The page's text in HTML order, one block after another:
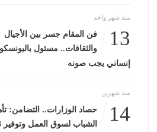
منذ شهر واحد
13
فن المقام جسر بين الأجيال
والثقافات.. مسئول
إنساني يجب صونه
منذ شهرين
14
حصاد الوزارات.. التضامن: